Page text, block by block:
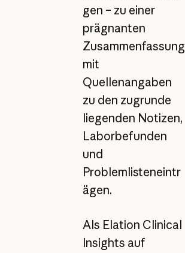
gen – zu einer
prägnanten
Zusammenfassung
mit
Quellenangaben
zu den zugrunde
liegenden Notizen,
Laborbefunden
und
Problemlisteneintr
ägen.
Als Elation Clinical
Insights auf